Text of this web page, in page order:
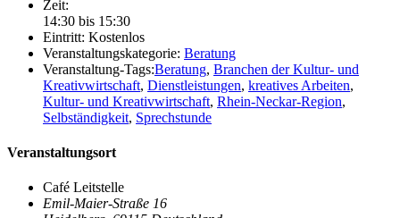
Zeit:
14:30 bis 15:30
Eintritt: Kostenlos
Veranstaltungskategorie: Beratung
Veranstaltung-Tags:Beratung, Branchen der Kultur- und
Kreativwirtschaft, Dienstleistungen, kreatives Arbeiten,
Kultur- und Kreativwirtschaft, Rhein-Neckar-Region,
Selbständigkeit, Sprechstunde
Veranstaltungsort
Café Leitstelle
Emil-Maier-Straße 16